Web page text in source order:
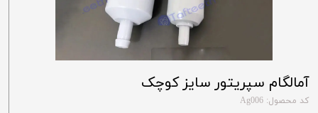
آمالگام سپریتور سایز کوچک
کد محصول: Ag006